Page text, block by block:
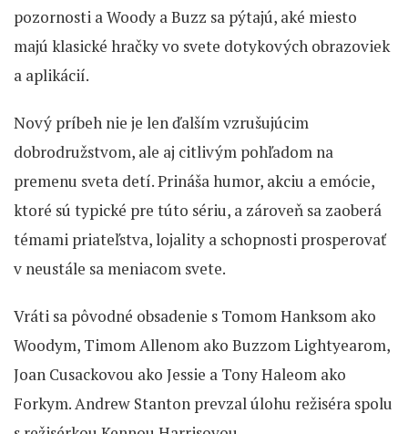
pozornosti a Woody a Buzz sa pýtajú, aké miesto
majú klasické hračky vo svete dotykových obrazoviek
a aplikácií.
Nový príbeh nie je len ďalším vzrušujúcim
dobrodružstvom, ale aj citlivým pohľadom na
premenu sveta detí. Prináša humor, akciu a emócie,
ktoré sú typické pre túto sériu, a zároveň sa zaoberá
témami priateľstva, lojality a schopnosti prosperovať
v neustále sa meniacom svete.
Vráti sa pôvodné obsadenie s Tomom Hanksom ako
Woodym, Timom Allenom ako Buzzom Lightyearom,
Joan Cusackovou ako Jessie a Tony Haleom ako
Forkym. Andrew Stanton prevzal úlohu režiséra spolu